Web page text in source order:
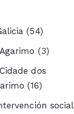
(54)
(3)
dos
(16)
social